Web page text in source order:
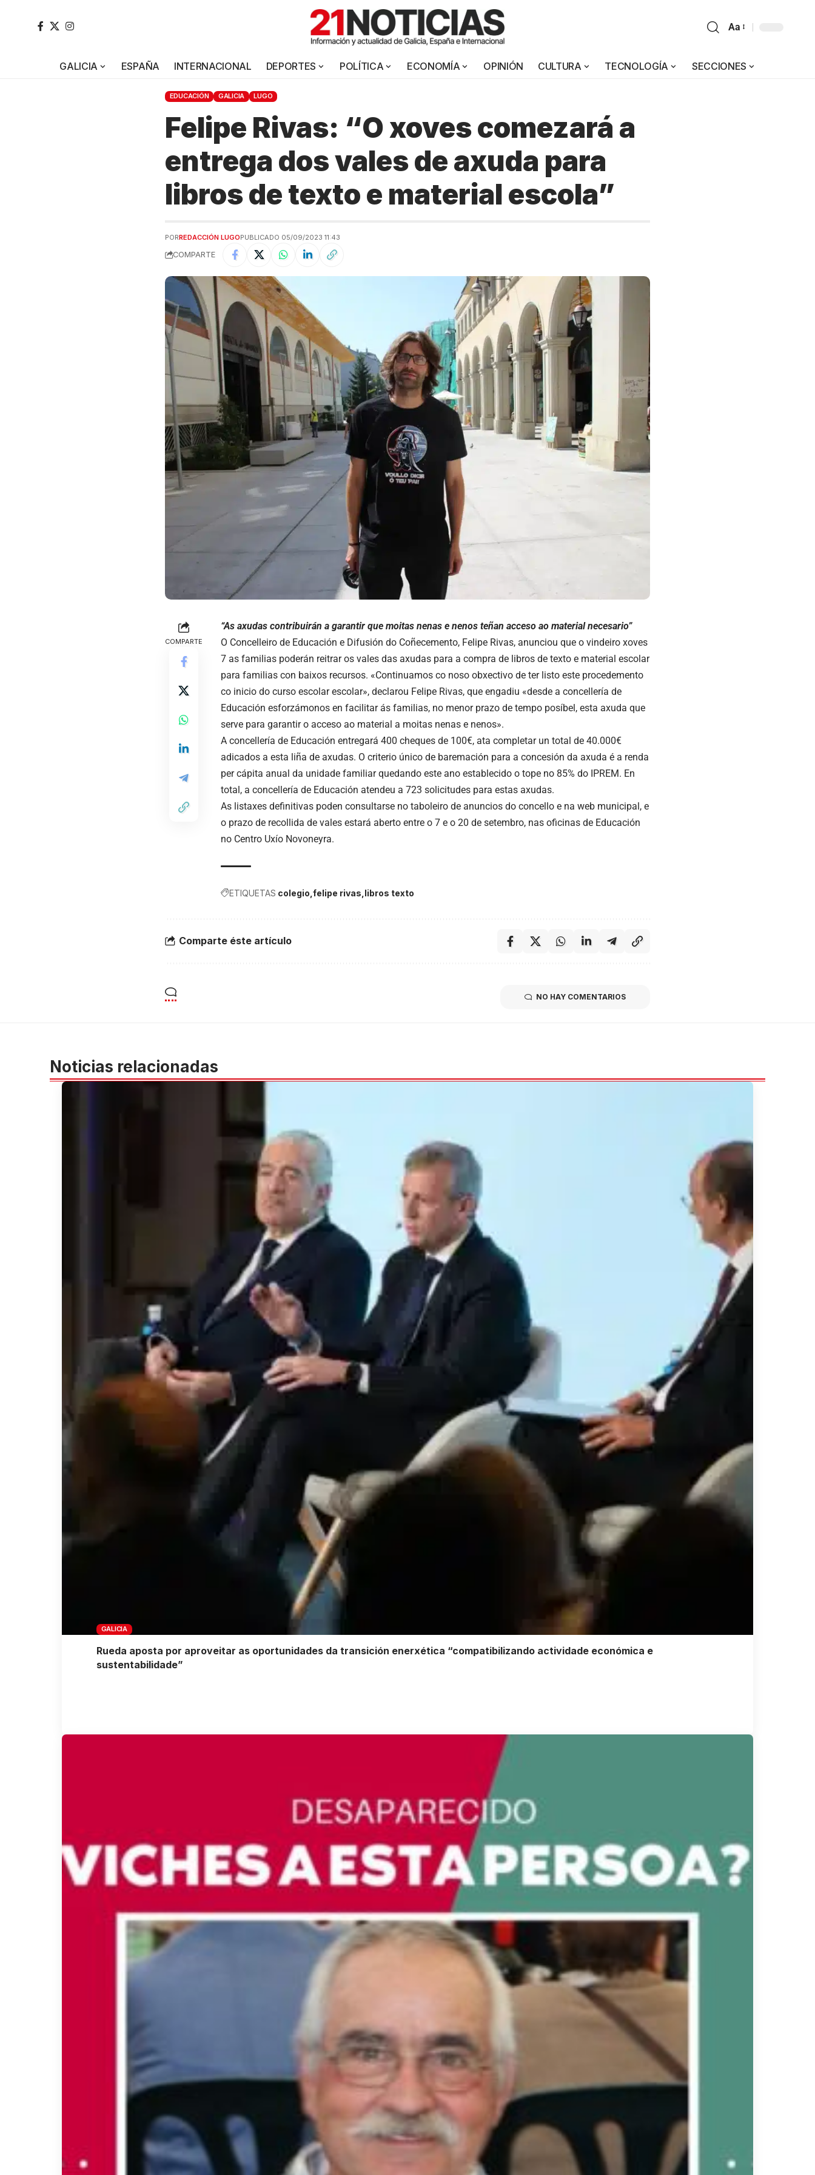
Aa
GALICIA ESPAÑA INTERNACIONAL DEPORTES POLÍTICA ECONOMÍA OPINIÓN CULTURA TECNOLOGÍA SECCIONES
EDUCACIÓN GALICIA LUGO
Felipe Rivas: “O xoves comezará a
entrega dos vales de axuda para
libros de texto e material escola”
PORREDACCIÓN LUGOPUBLICADO 05/09/2023 11:43
COMPARTE
COMPARTE
“As axudas contribuirán a garantir que moitas nenas e nenos teñan acceso ao material necesario”
O Concelleiro de Educación e Difusión do Coñecemento, Felipe Rivas, anunciou que o vindeiro xoves
7 as familias poderán reitrar os vales das axudas para a compra de libros de texto e material escolar
para familias con baixos recursos. «Continuamos co noso obxectivo de ter listo este procedemento
co inicio do curso escolar escolar», declarou Felipe Rivas, que engadiu «desde a concellería de
Educación esforzámonos en facilitar ás familias, no menor prazo de tempo posíbel, esta axuda que
serve para garantir o acceso ao material a moitas nenas e nenos».
A concellería de Educación entregará 400 cheques de 100€, ata completar un total de 40.000€
adicados a esta liña de axudas. O criterio único de baremación para a concesión da axuda é a renda
per cápita anual da unidade familiar quedando este ano establecido o tope no 85% do IPREM. En
total, a concellería de Educación atendeu a 723 solicitudes para estas axudas.
As listaxes definitivas poden consultarse no taboleiro de anuncios do concello e na web municipal, e
o prazo de recollida de vales estará aberto entre o 7 e o 20 de setembro, nas oficinas de Educación
no Centro Uxío Novoneyra.
ETIQUETAS colegio felipe rivas libros texto
Comparte éste artículo
NO HAY COMENTARIOS
Noticias relacionadas
GALICIA
Rueda aposta por aproveitar as oportunidades da transición enerxética “compatibilizando actividade económica e
sustentabilidade”